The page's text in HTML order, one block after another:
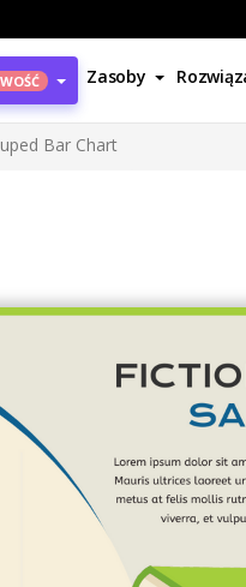
Zasoby
Bar Chart